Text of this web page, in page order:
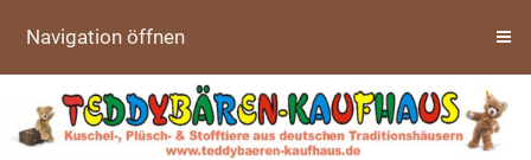
Navigation öffnen